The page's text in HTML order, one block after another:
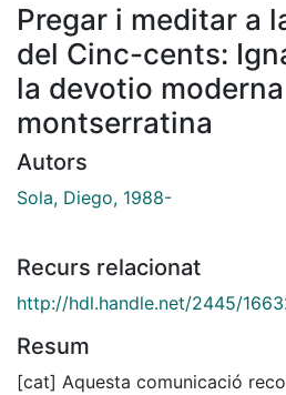
Pregar i meditar a
del Cinc-cents:
la devotio moderna
montserratina
Autors
Sola, Diego, 1988-
Recurs relacionat
http://hdl.handle.net/2445/
Resum
[cat] Aquesta comunicació